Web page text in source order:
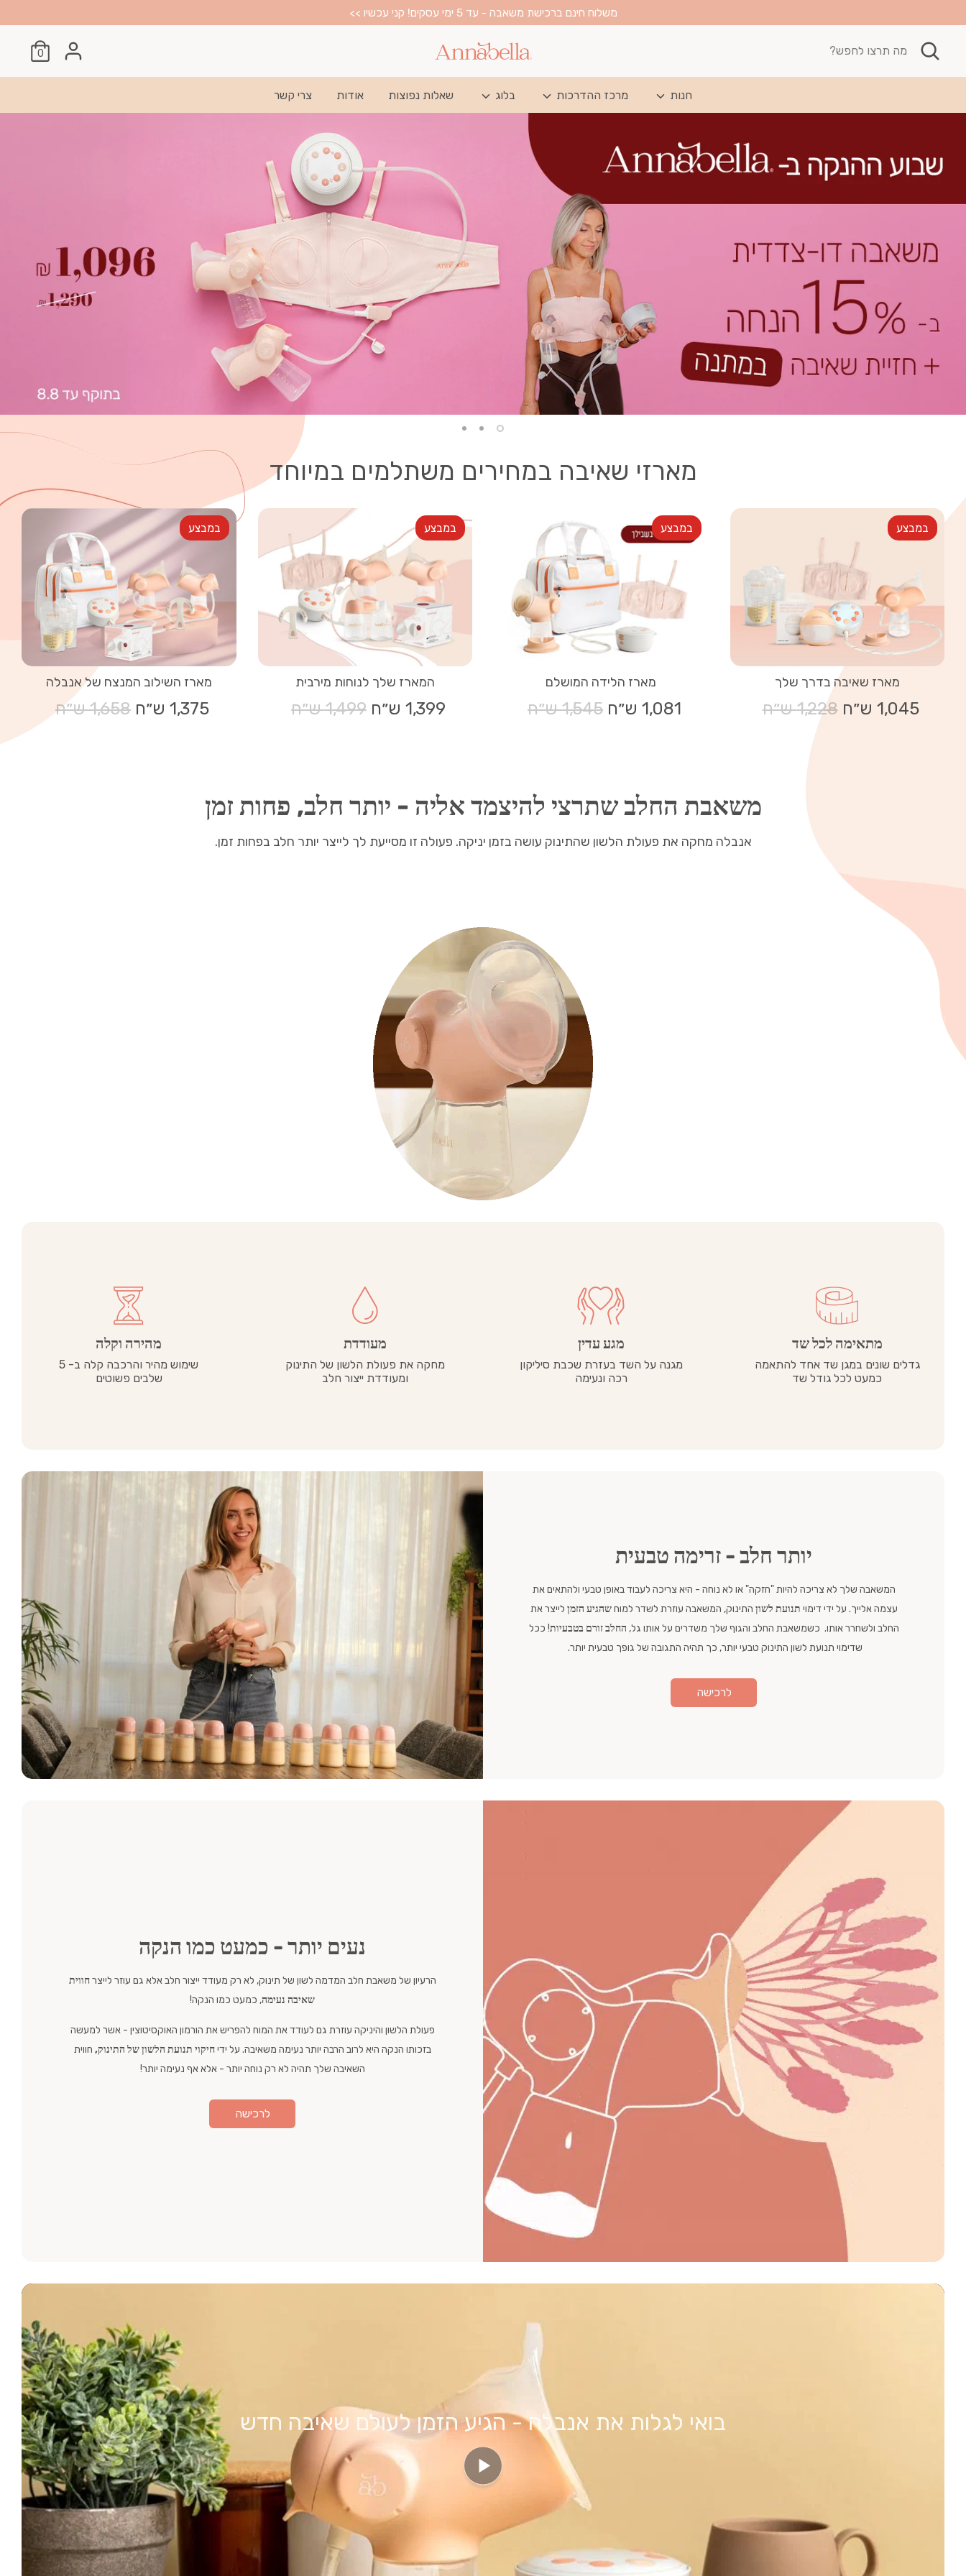
משלוח חינם ברכישת משאבה - עד 5 ימי עסקים! קני עכשיו >>
חיפוש
מה
0
חנות מרכז ההדרכות בלוג שאלות נפוצות אודות צרי קשר
מארזי שאיבה במחירים משתלמים במיוחד
מארז שאיבה בדרך שלך
1,045 ש״ח
מחיר
רגיל
1,228 ש״ח
במבצע
מארז הלידה המושלם
1,081 ש״ח
מחיר
1,545 ש״ח
במבצע
המארז שלך לנוחות מירבית
1,399 ש״ח
מחיר
1,499 ש״ח
במבצע
מארז השילוב המנצח של אנבלה
1,375 ש״ח
מחיר
1,658 ש״ח
במבצע
משאבת החלב שתרצי להיצמד אליה - יותר חלב, פחות זמן
אנבלה מחקה את פעולת הלשון שהתינוק עושה בזמן יניקה. פעולה זו מסייעת לך לייצר יותר חלב בפחות זמן.
מהירה וקלה
שימוש מהיר והרכבה קלה ב- 5
שלבים פשוטים
מעודדת
מחקה את פעולת הלשון של התינוק
ומעודדת ייצור חלב
מגע עדין
מגנה על השד בעזרת שכבת סיליקון
רכה ונעימה
מתאימה לכל שד
גדלים שונים במגן שד אחד להתאמה
כמעט לכל גודל שד
יותר חלב - זרימה טבעית
המשאבה שלך לא צריכה להיות "חזקה" או לא נוחה - היא צריכה לעבוד באופן טבעי ולהתאים את
עצמה אלייך. על ידי דימוי תנועת לשון התינוק, המשאבה עוזרת לשדר למוחשהגיע הזמן לייצר את
החלב ולשחרר אותו. כשמשאבת החלב והגוף שלך משדרים על אותו גל, החלב זורם בטבעיות! ככל
שדימוי תנועת לשון התינוק טבעי יותר, כך תהיה התגובה של גופך טבעית יותר.
לרכישה
נעים יותר - כמעט כמו הנקה
הרעיון של משאבת חלב המדמה לשון של תינוק, לא רק מעודד ייצור חלב אלא גם עוזר לייצרחווית
שאיבה נעימה, כמעט כמו הנקה!
פעולת הלשון והיניקה עוזרת גם לעודד את המוח להפריש את הורמון האוקסיטוצין - אשר למעשה
בזכותו הנקה היא לרוב הרבה יותר נעימה משאיבה. על ידיחיקוי תנועת הלשון של התינוק, חווית
השאיבה שלך תהיה לא רק נוחה יותר - אלא אף נעימה יותר!
לרכישה
בואי לגלות את אנבלה - הגיע הזמן לעולם שאיבה חדש